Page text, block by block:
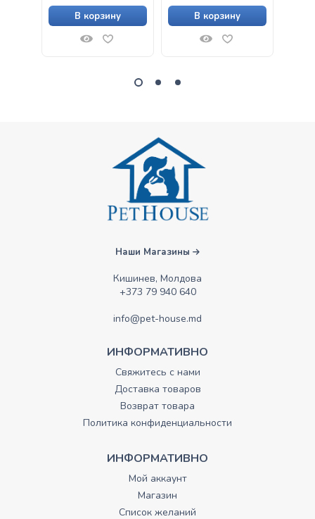
В корзину В корзину
Наши Магазины
Кишинев, Молдова
+373 79 940 640
info@pet-house.md
ИНФОРМАТИВНО
Свяжитесь с нами
Доставка товаров
Возврат товара
Политика конфиденциальности
ИНФОРМАТИВНО
Мой аккаунт
Магазин
Список желаний